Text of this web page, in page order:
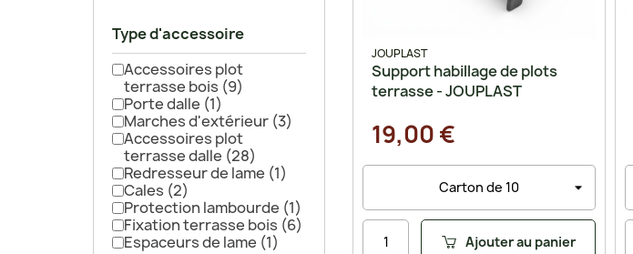
Type d'accessoire
Accessoires plot
terrasse bois (9)
Porte dalle (1)
Marches d'extérieur (3)
Accessoires plot
terrasse dalle (28)
Redresseur de lame (1)
Cales (2)
Protection lambourde (1)
Fixation terrasse bois (6)
Espaceurs de lame (1)
JOUPLAST
Support habillage de plots
terrasse - JOUPLAST
19,00 €
Ajouter au panier